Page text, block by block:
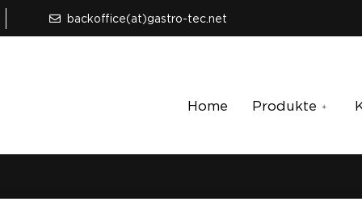
backoffice(at)gastro-tec.net
Home Produkte